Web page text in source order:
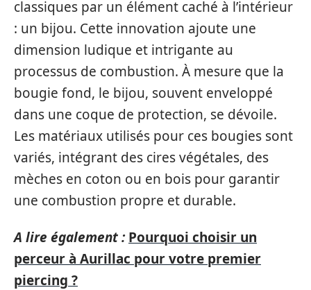
classiques par un élément caché à l’intérieur
: un bijou. Cette innovation ajoute une
dimension ludique et intrigante au
processus de combustion. À mesure que la
bougie fond, le bijou, souvent enveloppé
dans une coque de protection, se dévoile.
Les matériaux utilisés pour ces bougies sont
variés, intégrant des cires végétales, des
mèches en coton ou en bois pour garantir
une combustion propre et durable.
A lire également : Pourquoi choisir un
perceur à Aurillac pour votre premier
piercing ?